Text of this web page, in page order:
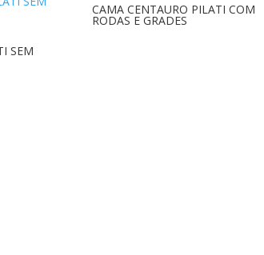
SEM
CAMA CENTAURO PILATI COM
RODAS E GRADES